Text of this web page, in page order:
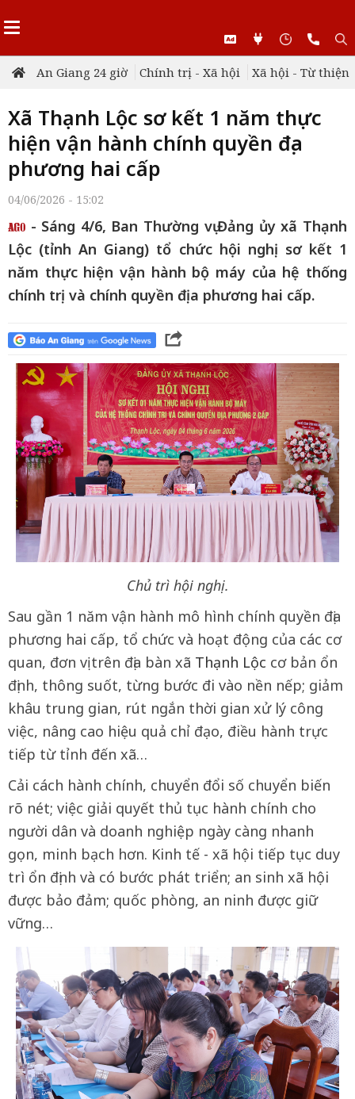
An Giang 24 giờ Chính trị - Xã hội Xã hội - Từ thiện
Xã Thạnh Lộc sơ kết 1 năm thực
hiện vận hành chính quyền địa
phương hai cấp
04/06/2026 - 15:02
- Sáng 4/6, Ban Thường vụ Đảng ủy xã Thạnh
Lộc (tỉnh An Giang) tổ chức hội nghị sơ kết 1
năm thực hiện vận hành bộ máy của hệ thống
chính trị và chính quyền địa phương hai cấp.
Chủ trì hội nghị.
Sau gần 1 năm vận hành mô hình chính quyền địa
phương hai cấp, tổ chức và hoạt động của các cơ
quan, đơn vị trên địa bàn xã Thạnh Lộc cơ bản ổn
định, thông suốt, từng bước đi vào nền nếp; giảm
khâu trung gian, rút ngắn thời gian xử lý công
việc, nâng cao hiệu quả chỉ đạo, điều hành trực
tiếp từ tỉnh đến xã…
Cải cách hành chính, chuyển đổi số chuyển biến
rõ nét; việc giải quyết thủ tục hành chính cho
người dân và doanh nghiệp ngày càng nhanh
gọn, minh bạch hơn. Kinh tế - xã hội tiếp tục duy
trì ổn định và có bước phát triển; an sinh xã hội
được bảo đảm; quốc phòng, an ninh được giữ
vững…